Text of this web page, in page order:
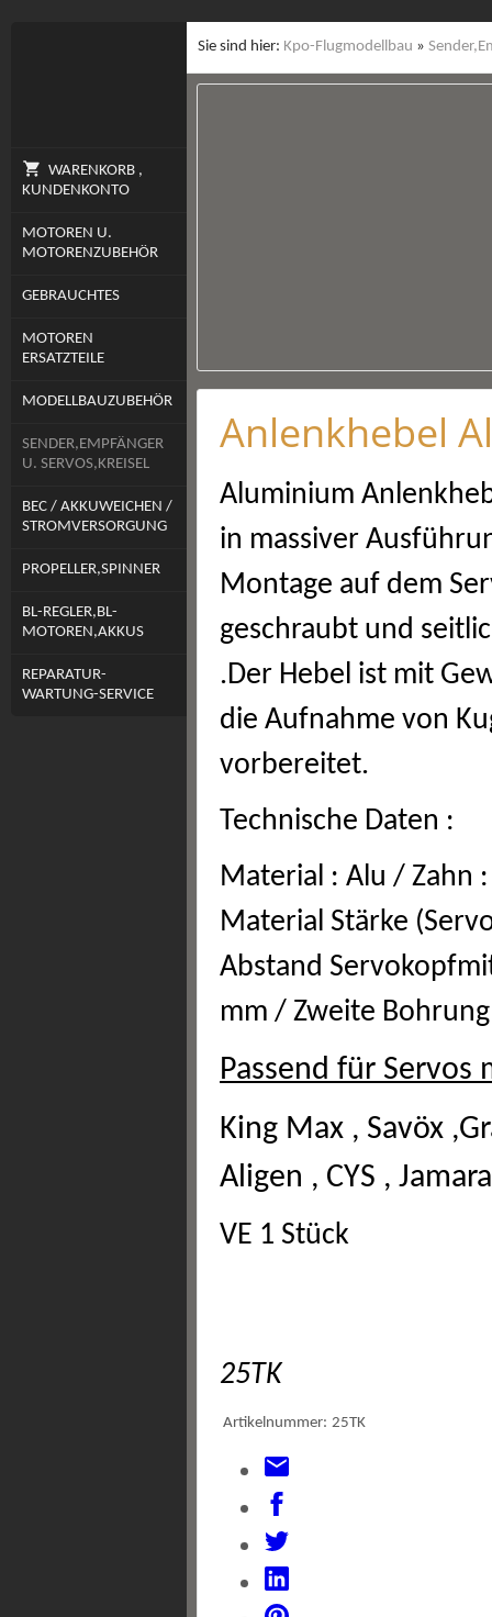
WARENKORB ,
KUNDENKONTO
MOTOREN U.
MOTORENZUBEHÖR
GEBRAUCHTES
MOTOREN
ERSATZTEILE
MODELLBAUZUBEHÖR
SENDER,EMPFÄNGER
U. SERVOS,KREISEL
BEC / AKKUWEICHEN /
STROMVERSORGUNG
PROPELLER,SPINNER
BL-REGLER,BL-
MOTOREN,AKKUS
REPARATUR-
WARTUNG-SERVICE
Sie sind hier: Kpo-Flugmodellbau »
Anlenkhebel
Aluminium
in massiver
Montage auf dem
geschraubt und
.Der Hebel ist mit
die Aufnahme von
vorbereitet.
Technische Daten :
Material : Alu / Zahn
Material Stärke
Abstand
mm / Zweite
Passend für Servos
King Max , Savöx
Aligen , CYS ,
VE 1 Stück
25TK
Artikelnummer: 25TK